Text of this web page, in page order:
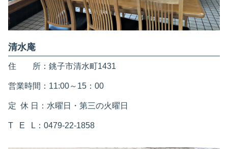
清水庵
住 所：銚子市清水町1431
営業時間：11:00～15：00
定 休 日：水曜日・第三の火曜日
T E L：0479-22-1858